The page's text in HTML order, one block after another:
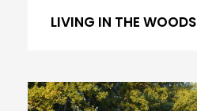
LIVING IN THE WOODS